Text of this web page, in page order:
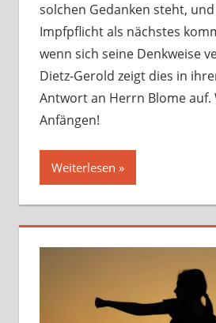
solchen Gedanken steht,
Impfpflicht als nächstes
wenn sich seine Denkweise
Dietz-Gerold zeigt dies in
Antwort an Herrn Blome auf.
Anfängen!
Weiterlesen